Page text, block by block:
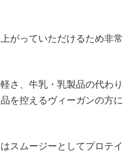
がっていただけるため非常
さ、牛乳・乳製品の代わり
を控えるヴィーガンの方に
スムージーとしてプロテイ